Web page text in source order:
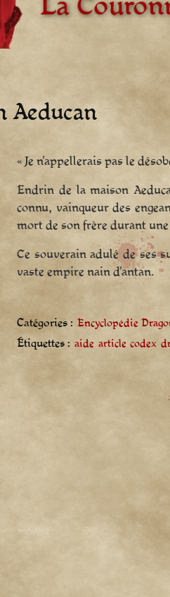
Aeducan
« Je n’appellerais pas le
Endrin de la maison
connu, vainqueur des
mort de son frère durant une
Ce souverain adulé de ses
vaste empire nain d’antan.
Catégories : Encyclopédie
Étiquettes : aide article codex